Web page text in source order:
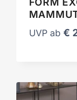
UVP ab €